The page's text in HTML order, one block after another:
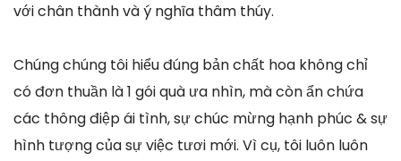
với chân thành và ý nghĩa thâm thúy.
Chúng chúng tôi hiểu đúng bản chất hoa không chỉ
có đơn thuần là 1 gói quà ưa nhìn, mà còn ẩn chứa
các thông điệp ái tình, sự chúc mừng hạnh phúc & sự
hình tượng của sự việc tươi mới. Vì cụ, tôi luôn luôn